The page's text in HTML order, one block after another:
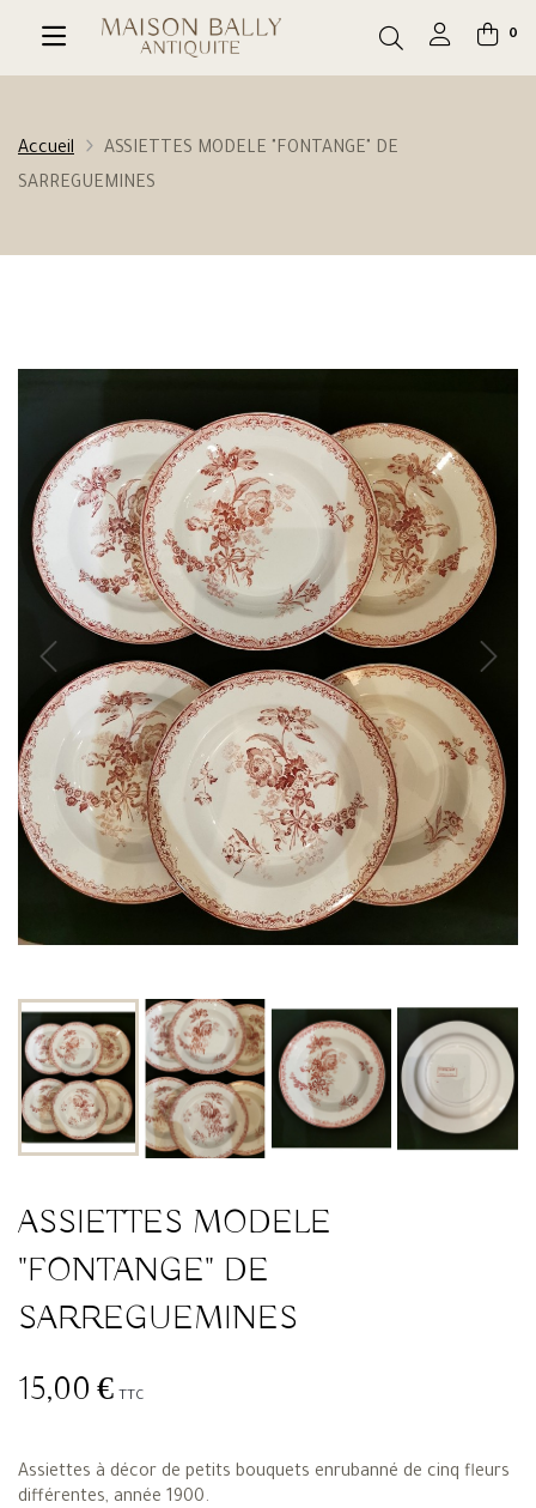
0
Accueil
ASSIETTES MODELE "FONTANGE" DE
SARREGUEMINES
ASSIETTES MODELE
"FONTANGE" DE
SARREGUEMINES
15,00 € TTC
Assiettes à décor de petits bouquets enrubanné de cinq fleurs
différentes, année 1900.